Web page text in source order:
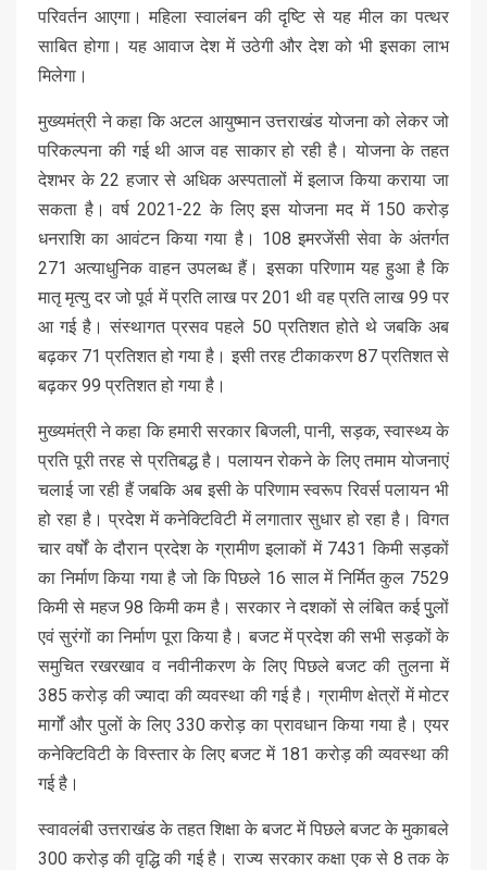
परिवर्तन आएगा। महिला स्वालंबन की दृष्टि से यह मील का पत्थर
साबित होगा। यह आवाज देश में उठेगी और देश को भी इसका लाभ
मिलेगा।
मुख्यमंत्री ने कहा कि अटल आयुष्मान उत्तराखंड योजना को लेकर जो
परिकल्पना की गई थी आज वह साकार हो रही है। योजना के तहत
देशभर के 22 हजार से अधिक अस्पतालों में इलाज किया कराया जा
सकता है। वर्ष 2021-22 के लिए इस योजना मद में 150 करोड़
धनराशि का आवंटन किया गया है। 108 इमरजेंसी सेवा के अंतर्गत
271 अत्याधुनिक वाहन उपलब्ध हैं। इसका परिणाम यह हुआ है कि
मातृ मृत्यु दर जो पूर्व में प्रति लाख पर 201 थी वह प्रति लाख 99 पर
आ गई है। संस्थागत प्रसव पहले 50 प्रतिशत होते थे जबकि अब
बढ़कर 71 प्रतिशत हो गया है। इसी तरह टीकाकरण 87 प्रतिशत से
बढ़कर 99 प्रतिशत हो गया है।
मुख्यमंत्री ने कहा कि हमारी सरकार बिजली, पानी, सड़क, स्वास्थ्य के
प्रति पूरी तरह से प्रतिबद्ध है। पलायन रोकने के लिए तमाम योजनाएं
चलाई जा रही हैं जबकि अब इसी के परिणाम स्वरूप रिवर्स पलायन भी
हो रहा है। प्रदेश में कनेक्टिविटी में लगातार सुधार हो रहा है। विगत
चार वर्षों के दौरान प्रदेश के ग्रामीण इलाकों में 7431 किमी सड़कों
का निर्माण किया गया है जो कि पिछले 16 साल में निर्मित कुल 7529
किमी से महज 98 किमी कम है। सरकार ने दशकों से लंबित कई पुुलों
एवं सुरंगों का निर्माण पूरा किया है। बजट में प्रदेश की सभी सड़कों के
समुचित रखरखाव व नवीनीकरण के लिए पिछले बजट की तुलना में
385 करोड़ की ज्यादा की व्यवस्था की गई है। ग्रामीण क्षेत्रों में मोटर
मार्गों और पुलों के लिए 330 करोड़ का प्रावधान किया गया है। एयर
कनेक्टिविटी के विस्तार के लिए बजट में 181 करोड़ की व्यवस्था की
गई है।
स्वावलंबी उत्तराखंड के तहत शिक्षा के बजट में पिछले बजट के मुकाबले
300 करोड़ की वृद्धि की गई है। राज्य सरकार कक्षा एक से 8 तक के